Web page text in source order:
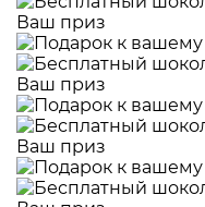
Ваш приз
Ваш приз
Ваш приз